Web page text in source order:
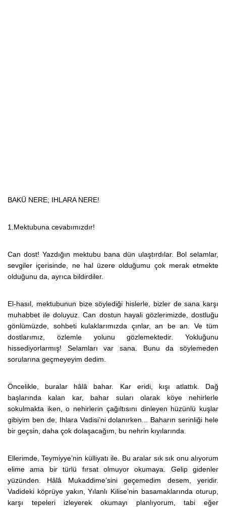
BAKÜ NERE; IHLARA NERE!
1.Mektubuna cevabımızdır!
Can dost! Yazdığın mektubu bana dün ulaştırdılar. Bol selamlar,
sevgiler içerisinde, ne hal üzere olduğumu çok merak etmekte
olduğunu da, ayrıca bildirdiler.
El-hasıl, mektubunun bize söylediği hislerle, bizler de sana karşı
muhabbet ile doluyuz. Can dostun hayali gözlerimizde, dostluğu
gönlümüzde, sohbeti kulaklarımızda çınlar, an be an. Ve tüm
dostlarımız, özlemle yolunu gözlemektedir. Yokluğunu
hissediyorlarmış! Selamları var sana. Bunu da söylemeden
sorularına geçmeyeyim dedim.
Öncelikle, buralar hâlâ bahar. Kar eridi, kışı atlattık. Dağ
başlarında kalan kar, bahar suları olarak köye nehirlerle
sokulmakta iken, o nehirlerin çağıltısını dinleyen hüzünlü kuşlar
gibiyim ben de, Ihlara Vadisi’ni dolanırken... Baharın serinliği hele
bir geçsin, daha çok dolaşacağım, bu nehrin kıyılarında.
Ellerimde, Teymiyye’nin külliyatı ile. Bu aralar sık sık onu alıyorum
elime ama bir türlü fırsat olmuyor okumaya. Gelip gidenler
yüzünden. Hâlâ Mukaddime’sini geçemedim desem, yeridir.
Vadideki köprüye yakın, Yılanlı Kilise’nin basamaklarında oturup,
karşı tepeleri izleyerek okumayı planlıyorum, tabi eğer